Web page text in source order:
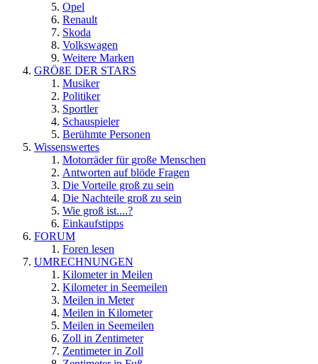
Opel
Renault
Skoda
Volkswagen
Weitere Marken
GRÖßE DER STARS
Musiker
Politiker
Sportler
Schauspieler
Berühmte Personen
Wissenswertes
Motorräder für große Menschen
Antworten auf blöde Fragen
Die Vorteile groß zu sein
Die Nachteile groß zu sein
Wie groß ist....?
Einkaufstipps
FORUM
Foren lesen
UMRECHNUNGEN
Kilometer in Meilen
Kilometer in Seemeilen
Meilen in Meter
Meilen in Kilometer
Meilen in Seemeilen
Zoll in Zentimeter
Zentimeter in Zoll